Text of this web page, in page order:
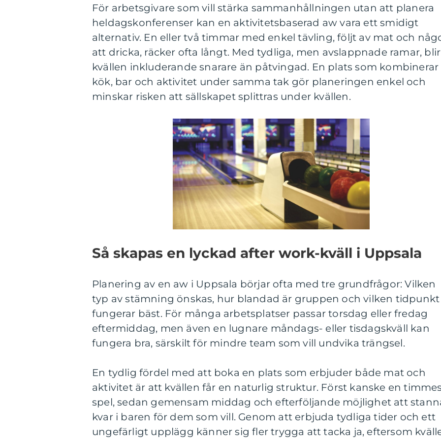
För arbetsgivare som vill stärka sammanhållningen utan att planera
heldagskonferenser kan en aktivitetsbaserad aw vara ett smidigt
alternativ. En eller två timmar med enkel tävling, följt av mat och
att dricka, räcker ofta långt. Med tydliga, men avslappnade ramar, blir
kvällen inkluderande snarare än påtvingad. En plats som kombinerar
kök, bar och aktivitet under samma tak gör planeringen enkel och
minskar risken att sällskapet splittras under kvällen.
Så skapas en lyckad after work-kväll i Uppsala
Planering av en aw i Uppsala börjar ofta med tre grundfrågor: Vilken
typ av stämning önskas, hur blandad är gruppen och vilken tidpunkt
fungerar bäst. För många arbetsplatser passar torsdag eller fredag
eftermiddag, men även en lugnare måndags- eller tisdagskväll kan
fungera bra, särskilt för mindre team som vill undvika trängsel.
En tydlig fördel med att boka en plats som erbjuder både mat och
aktivitet är att kvällen får en naturlig struktur. Först kanske en
spel, sedan gemensam middag och efterföljande möjlighet att
kvar i baren för dem som vill. Genom att erbjuda tydliga tider och ett
ungefärligt upplägg känner sig fler trygga att tacka ja, eftersom